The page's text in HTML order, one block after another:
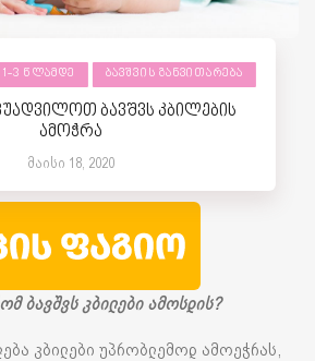
1-3 ᲬᲚᲐᲛᲓᲔ ᲑᲐᲕᲨᲕᲘᲡ ᲒᲐᲜᲕᲘᲗᲐᲠᲔᲑᲐ
ბავშვს კბილების
ამოჭრა
მაისი 18, 2020
ბავშვს კბილები ამოსდის?
კბილები უპრობლემოდ ამოეჭრას,